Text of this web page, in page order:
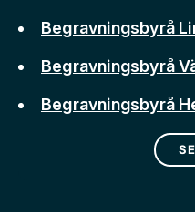
Begravningsbyrå
Begravningsbyrå
Begravningsbyrå